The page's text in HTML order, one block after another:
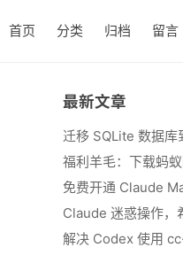
首页 分类 归档 留言
最新文章
迁移 SQLite 数据库
福利羊毛：下载蚂
免费开通 Claude
Claude 迷惑操作，